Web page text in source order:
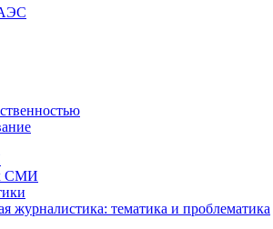
СМИ
журналистика: тематика и проблематика